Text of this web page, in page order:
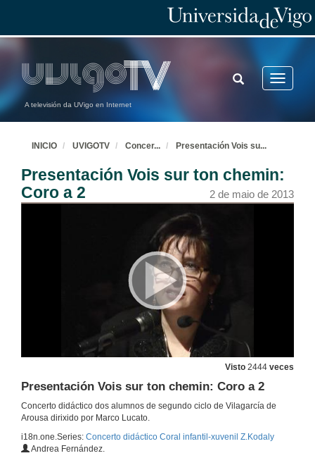
A televisión da UVigo en Internet
Toggle
TOGGLE
SEARCH
INICIO UVIGOTV Concer... Presentación Vois su...
Presentación Vois sur ton chemin:
Coro a 2
2 de maio de 2013
Visto 2444 veces
Presentación Vois sur ton chemin: Coro a 2
Concerto didáctico dos alumnos de segundo ciclo de Vilagarcía de
Arousa dirixido por Marco Lucato.
i18n.one.Series: Concerto didáctico Coral infantil-xuvenil Z.Kodaly
Andrea Fernández.
Rondó Rítmico: Ritmo corporal
2 de maio de 2013
Presentación Pianissimo: Coro falado.
2 de maio de 2013
Pianissimo: Coro hablado.
2 de maio de 2013
Presentación What a Wonderful Word: Solo e Coro
2 de maio de 2013